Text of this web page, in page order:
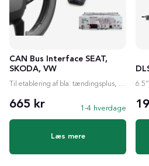
CAN Bus Interface SEAT,
SKODA, VW
Til etablering af bla. tændingsplus, ratstyring etc.
665 kr 1-4 hverdage
Læs mere